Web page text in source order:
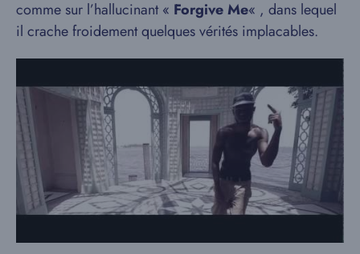
comme sur l’hallucinant « Forgive Me« , dans lequel
il crache froidement quelques vérités implacables.